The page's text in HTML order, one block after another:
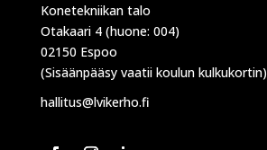
Konetekniikan talo
Otakaari 4 (huone: 004)
02150 Espoo
(Sisäänpääsy vaatii koulun kulkukortin)
hallitus@lvikerho.fi